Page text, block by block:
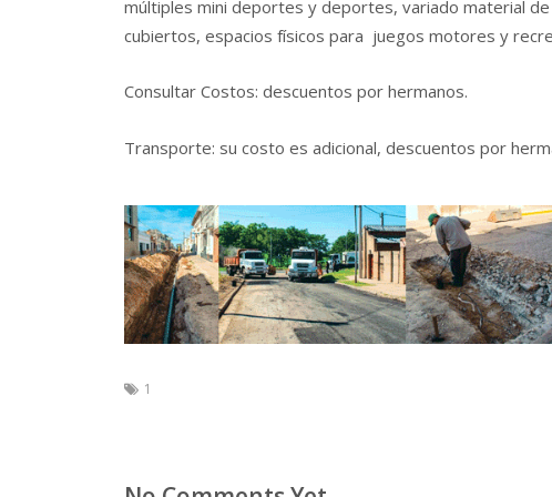
múltiples mini deportes y deportes, variado material
cubiertos, espacios físicos para juegos motores y
Consultar Costos: descuentos por hermanos.
Transporte: su costo es adicional, descuentos por
1